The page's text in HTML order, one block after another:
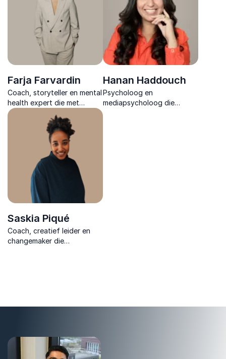
Farja Farvardin
Coach, storyteller en mental
health expert die met
scherpe inzichten laat zien
hoe persoonlijke groei leidt
tot sterke samenwerking en
duurzame prestaties.
Hanan Haddouch
Psycholoog en
mediapsycholoog die
Saskia Piqué
Coach, creatief leider en
changemaker die